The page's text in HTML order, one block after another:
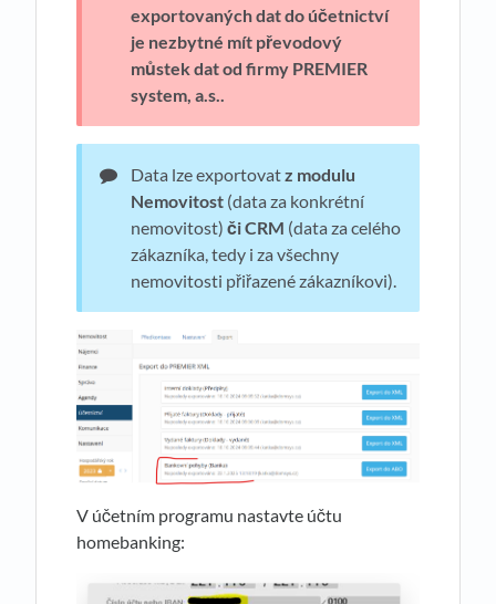
exportovaných dat do účetnictví
je nezbytné mít převodový
můstek dat od firmy PREMIER
system, a.s..
Data lze exportovatz modulu
Nemovitost (data za konkrétní
nemovitost) či CRM (data za celého
zákazníka, tedy i za všechny
nemovitosti přiřazené zákazníkovi).
V účetním programu nastavte účtu
homebanking: